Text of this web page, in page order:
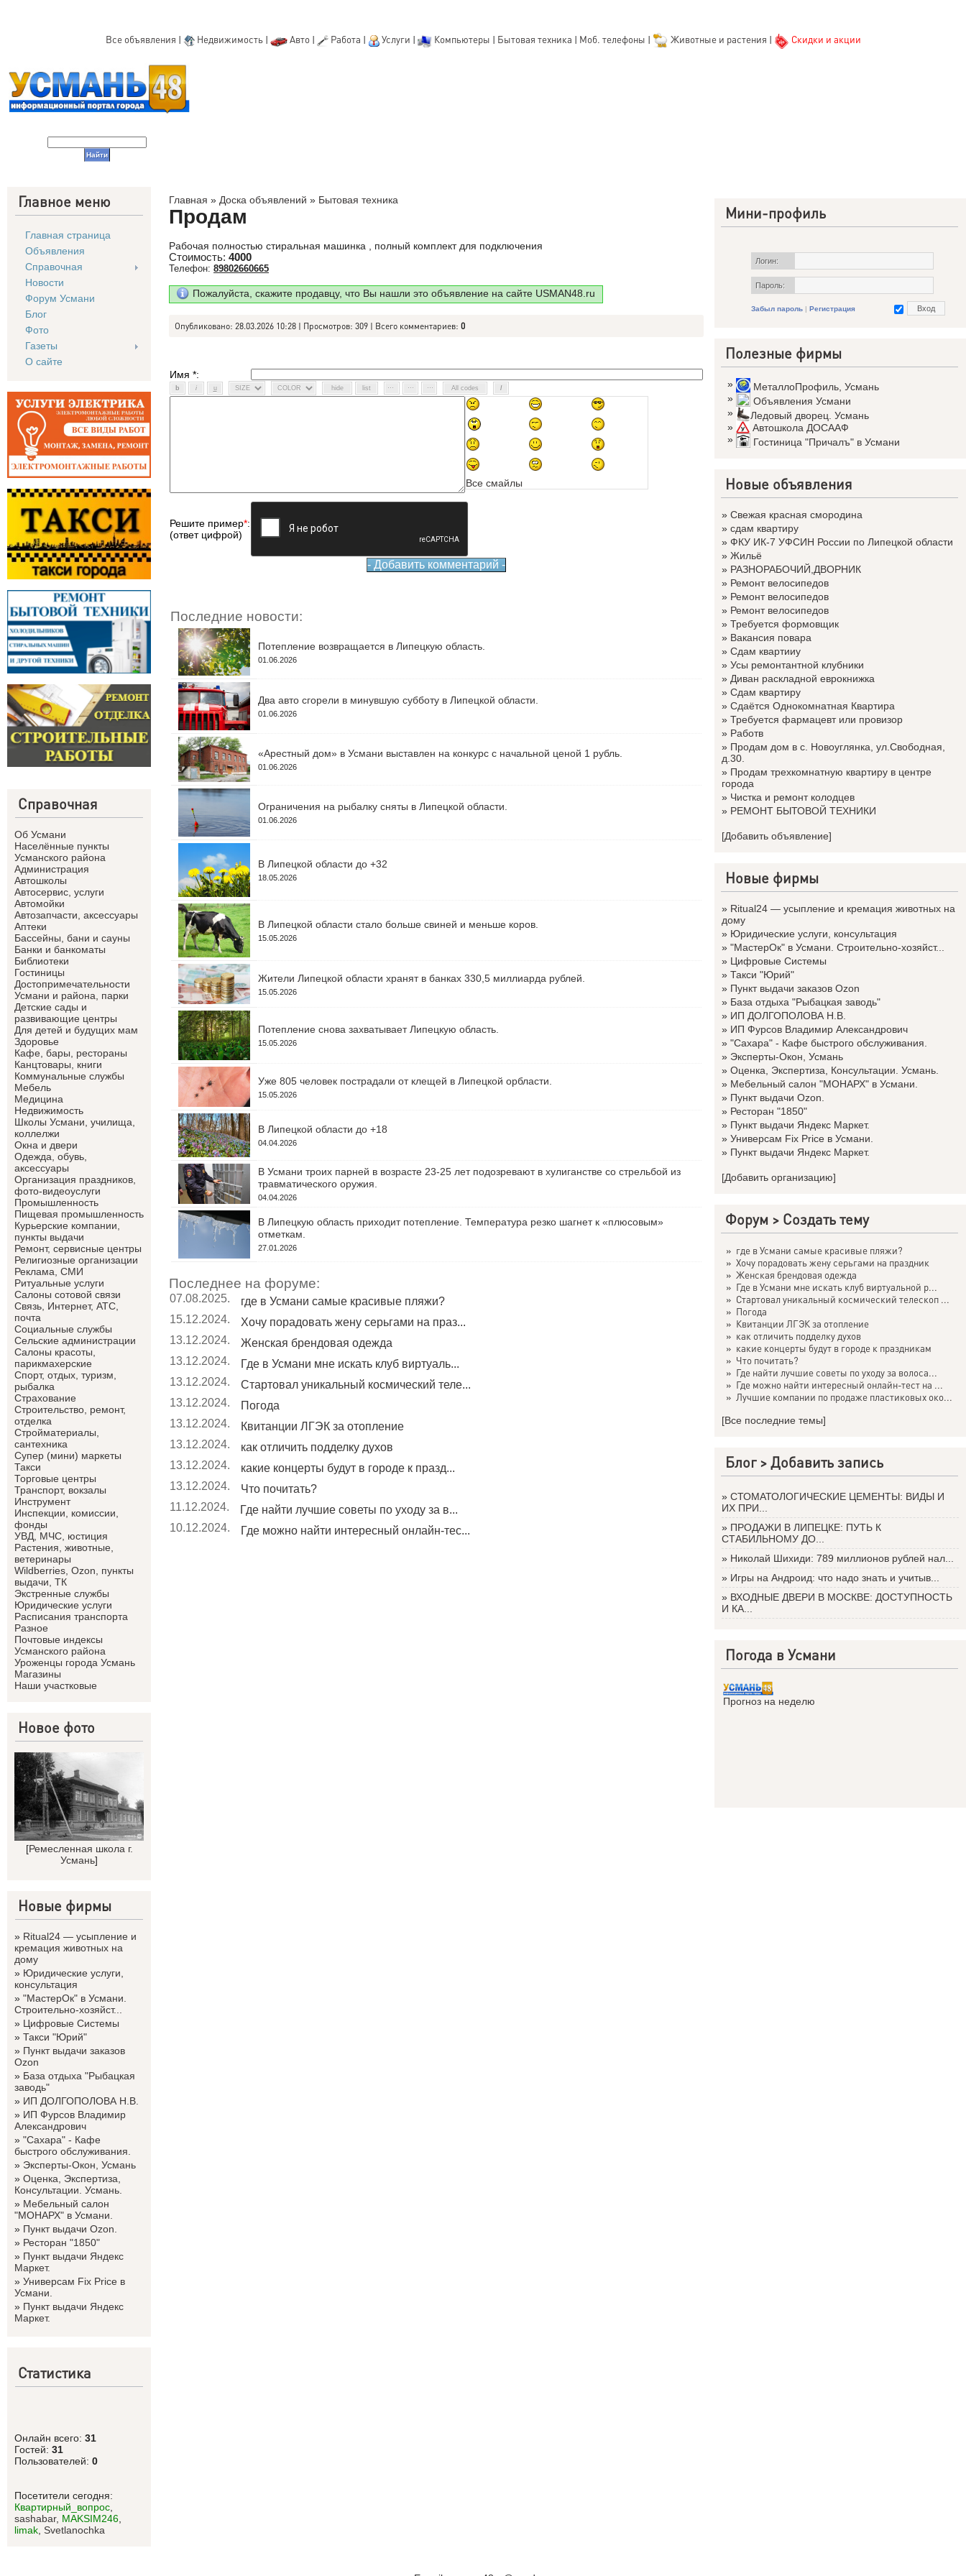
Все объявления | Недвижимость | Авто| Работа | Услуги | Компьютеры | Бытовая техника | Моб. телефоны | Животные и растения | Скидки и акции
Главное меню
Главная страница
Объявления
Справочная
Новости
Форум Усмани
Блог
Фото
Газеты
О сайте
Справочная
Об Усмани
Населённые пункты
Усманского района
Администрация
Автошколы
Автосервис, услуги
Автомойки
Автозапчасти, аксессуары
Аптеки
Бассейны, бани и сауны
Банки и банкоматы
Библиотеки
Гостиницы
Достопримечательности
Усмани и района, парки
Детские сады и
развивающие центры
Для детей и будущих мам
Здоровье
Кафе, бары, рестораны
Канцтовары, книги
Коммунальные службы
Мебель
Медицина
Недвижимость
Школы Усмани, училища,
коллелжи
Окна и двери
Одежда, обувь,
аксессуары
Организация праздников,
фото-видеоуслуги
Промышленность
Пищевая промышленность
Курьерские компании,
пункты выдачи
Ремонт, сервисные центры
Религиозные организации
Реклама, СМИ
Ритуальные услуги
Салоны сотовой связи
Связь, Интернет, АТС,
почта
Социальные службы
Сельские администрации
Салоны красоты,
парикмахерские
Спорт, отдых, туризм,
рыбалка
Страхование
Строительство, ремонт,
отделка
Cтройматериалы,
сантехника
Супер (мини) маркеты
Такси
Торговые центры
Транспорт, вокзалы
Инструмент
Инспекции, комиссии,
фонды
УВД, МЧС, юстиция
Растения, животные,
ветеринары
Wildberries, Ozon, пункты
выдачи, ТК
Экстренные службы
Юридические услуги
Расписания транспорта
Разное
Почтовые индексы
Усманского района
Уроженцы города Усмань
Магазины
Наши участковые
Новое фото
[Ремесленная школа г.
Усмань]
Новые фирмы
» Ritual24 — усыпление и
кремация животных на
дому
» Юридические услуги,
консультация
» "МастерОк" в Усмани.
Строительно-хозяйст...
» Цифровые Системы
» Такси "Юрий"
» Пункт выдачи заказов
Ozon
» База отдыха "Рыбацкая
заводь"
» ИП ДОЛГОПОЛОВА Н.В.
» ИП Фурсов Владимир
Александрович
» "Сахара" - Кафе
быстрого обслуживания.
» Эксперты-Окон, Усмань
» Оценка, Экспертиза,
Консультации. Усмань.
» Мебельный салон
"МОНАРХ" в Усмани.
» Пункт выдачи Ozon.
» Ресторан "1850"
» Пункт выдачи Яндекс
Маркет.
» Универсам Fix Price в
Усмани.
» Пункт выдачи Яндекс
Маркет.
Статистика
Онлайн всего: 31
Гостей: 31
Пользователей: 0
Посетители сегодня:
Квартирный_вопрос
sashabar, MAKSIM246
limak Svetlanоchka
Главная » Доска объявлений » Бытовая техника
Продам
Рабочая полностью стиральная машинка , полный комплект для подключения
Стоимость: 4000
Телефон: 89802660665
Пожалуйста, скажите продавцу, что Вы нашли это объявление на сайте USMAN48.ru
Опубликовано: 28.03.2026 10:28 | Просмотров: 309 | Всего комментариев: 0
Имя *:
Все смайлы
Решите пример*:
(ответ цифрой)
Последние новости:
Потепление возвращается в Липецкую область.
01.06.2026
Два авто сгорели в минувшую субботу в Липецкой области.
01.06.2026
«Арестный дом» в Усмани выставлен на конкурс с начальной ценой 1 рубль.
01.06.2026
Ограничения на рыбалку сняты в Липецкой области.
01.06.2026
В Липецкой области до +32
18.05.2026
В Липецкой области стало больше свиней и меньше коров.
15.05.2026
Жители Липецкой области хранят в банках 330,5 миллиарда рублей.
15.05.2026
Потепление снова захватывает Липецкую область.
15.05.2026
Уже 805 человек пострадали от клещей в Липецкой орбласти.
15.05.2026
В Липецкой области до +18
04.04.2026
В Усмани троих парней в возрасте 23-25 лет подозревают в хулиганстве со стрельбой из
травматического оружия.
04.04.2026
В Липецкую область приходит потепление. Температура резко шагнет к «плюсовым»
отметкам.
27.01.2026
Последнее на форуме:
07.08.2025.
где в Усмани самые красивые пляжи?
15.12.2024.
Хочу порадовать жену серьгами на праз...
13.12.2024.
Женская брендовая одежда
13.12.2024.
Где в Усмани мне искать клуб виртуаль...
13.12.2024.
Стартовал уникальный космический теле...
13.12.2024.
Погода
13.12.2024.
Квитанции ЛГЭК за отопление
13.12.2024.
как отличить подделку духов
13.12.2024.
какие концерты будут в городе к празд...
13.12.2024.
Что почитать?
11.12.2024.
Где найти лучшие советы по уходу за в...
10.12.2024.
Где можно найти интересный онлайн-тес...
Мини-профиль
Логин:
Пароль:
Забыл пароль | Регистрация
Полезные фирмы
» МеталлоПрофиль Усмань
»
Объявления Усмани
»
Ледовый дворец. Усмань
»
Автошкола ДОСААФ
»
Гостиница "Причалъ" в Усмани
Новые объявления
» Свежая красная смородина
» сдам квартиру
» ФКУ ИК-7 УФСИН России по Липецкой области
» Жильё
» РАЗНОРАБОЧИЙ,ДВОРНИК
» Ремонт велосипедов
» Ремонт велосипедов
» Ремонт велосипедов
» Требуется формовщик
» Вакансия повара
» Сдам квартииу
» Усы ремонтантной клубники
» Диван раскладной еврокнижка
» Сдам квартиру
» Сдаётся Однокомнатная Квартира
» Требуется фармацевт или провизор
» Работв
» Продам дом в с. Новоуглянка, ул.Свободная,
д.30.
» Продам трехкомнатную квартиру в центре
города
» Чистка и ремонт колодцев
» РЕМОНТ БЫТОВОЙ ТЕХНИКИ
[Добавить объявление]
Новые фирмы
» Ritual24 — усыпление и кремация животных на
дому
» Юридические услуги, консультация
» "МастерОк" в Усмани. Строительно-хозяйст...
» Цифровые Системы
» Такси "Юрий"
» Пункт выдачи заказов Ozon
» База отдыха "Рыбацкая заводь"
» ИП ДОЛГОПОЛОВА Н.В.
» ИП Фурсов Владимир Александрович
» "Сахара" - Кафе быстрого обслуживания.
» Эксперты-Окон, Усмань
» Оценка, Экспертиза, Консультации. Усмань.
» Мебельный салон "МОНАРХ" в Усмани.
» Пункт выдачи Ozon.
» Ресторан "1850"
» Пункт выдачи Яндекс Маркет.
» Универсам Fix Price в Усмани.
» Пункт выдачи Яндекс Маркет.
[Добавить организацию]
Форум > Создать тему
» где в Усмани самые красивые пляжи?
» Хочу порадовать жену серьгами на праздник
» Женская брендовая одежда
» Где в Усмани мне искать клуб виртуальной р...
» Стартовал уникальный космический телескоп ...
» Погода
» Квитанции ЛГЭК за отопление
» как отличить подделку духов
» какие концерты будут в городе к праздникам
» Что почитать?
» Где найти лучшие советы по уходу за волоса...
» Где можно найти интересный онлайн-тест на ...
» Лучшие компании по продаже пластиковых око...
[Все последние темы]
Блог >Добавить запись
» СТОМАТОЛОГИЧЕСКИЕ ЦЕМЕНТЫ: ВИДЫ И
ИХ ПРИ...
» ПРОДАЖИ В ЛИПЕЦКЕ: ПУТЬ К
СТАБИЛЬНОМУ ДО...
» Николай Шихиди: 789 миллионов рублей нал...
» Игры на Андроид: что надо знать и учитыв...
» ВХОДНЫЕ ДВЕРИ В МОСКВЕ: ДОСТУПНОСТЬ
И КА...
Погода в Усмани
Прогноз на неделю